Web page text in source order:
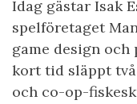
Idag gästar Isak
spelföretaget
game design och
kort tid släppt två
och co-op-